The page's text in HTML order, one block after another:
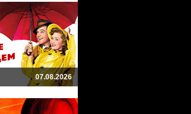
07.08.2026